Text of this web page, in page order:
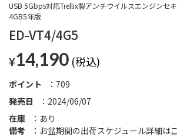
ED-VT4/4G5
USB 5Gbps対応Trellix製アンチウイルスエンジンセ
4GB5年版
¥14,190
発売日 2024/06/07
ポイント 709
在庫
あり
備考
お盆期間の出荷スケジュール詳細は